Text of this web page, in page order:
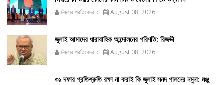
নিজস্ব প্রতিবেদক : August 08, 2026
জুলাই আমাদের ধারাবাহিক আন্দোলনের পরিণতি: রিজভী
নিজস্ব প্রতিবেদক : August 08, 2026
৩১ দফার প্রতিশ্রুতি রক্ষা না করাই কি জুলাই সনদ পালনের নমুনা: মঞ্জু